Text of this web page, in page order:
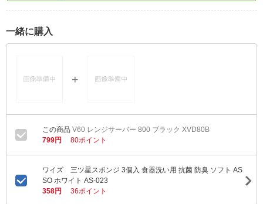
一緒に購入
V60 レンジサーバー 800 ブラック XVD80B
799円
80ポイント
ワイズ 三ツ星スポンジ 3個入 食器洗い用 抗菌 防臭 ソフト AS
SO ホワイト AS-023
358円
36ポイント